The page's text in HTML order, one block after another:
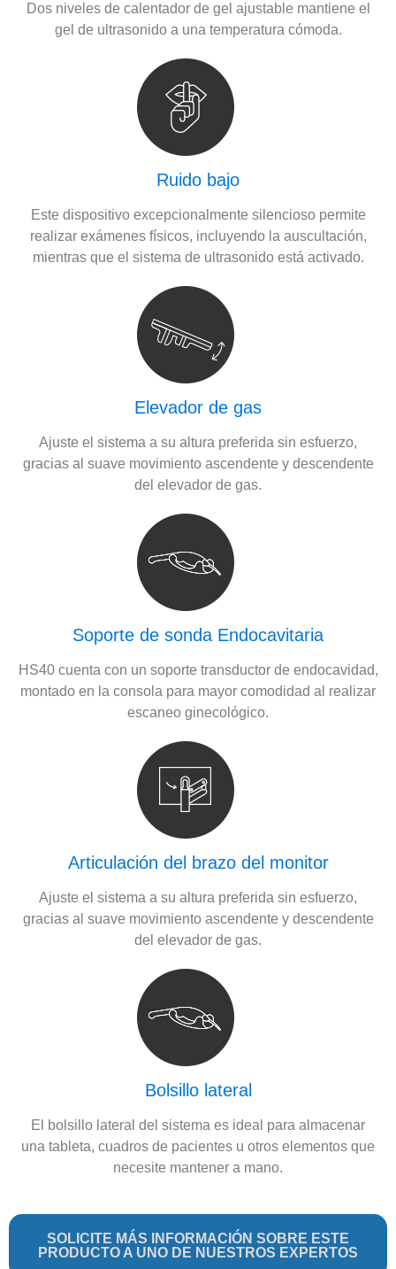
Dos niveles de calentador de gel ajustable mantiene el
gel de ultrasonido a una temperatura cómoda.
Ruido bajo
Este dispositivo excepcionalmente silencioso permite
realizar exámenes físicos, incluyendo la auscultación,
mientras que el sistema de ultrasonido está activado.
Elevador de gas
Ajuste el sistema a su altura preferida sin esfuerzo,
gracias al suave movimiento ascendente y descendente
del elevador de gas.
Soporte de sonda Endocavitaria
HS40 cuenta con un soporte transductor de endocavidad,
montado en la consola para mayor comodidad al realizar
escaneo ginecológico.
Articulación del brazo del monitor
Ajuste el sistema a su altura preferida sin esfuerzo,
gracias al suave movimiento ascendente y descendente
del elevador de gas.
Bolsillo lateral
El bolsillo lateral del sistema es ideal para almacenar
una tableta, cuadros de pacientes u otros elementos que
necesite mantener a mano.
SOLICITE MÁS INFORMACIÓN SOBRE ESTE
PRODUCTO A UNO DE NUESTROS EXPERTOS